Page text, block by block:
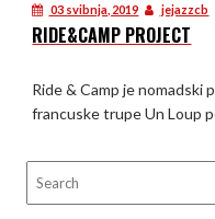
03 svibnja, 2019 jejazzcb
RIDE&CAMP PROJECT
Ride & Camp je nomadski
francuske trupe Un Loup